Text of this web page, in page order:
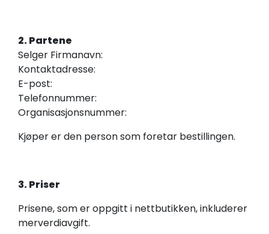
2. Partene
Selger Firmanavn:
Kontaktadresse:
E-post:
Telefonnummer:
Organisasjonsnummer:
Kjøper er den person som foretar bestillingen.
3. Priser
Prisene, som er oppgitt i nettbutikken, inkluderer
merverdiavgift.